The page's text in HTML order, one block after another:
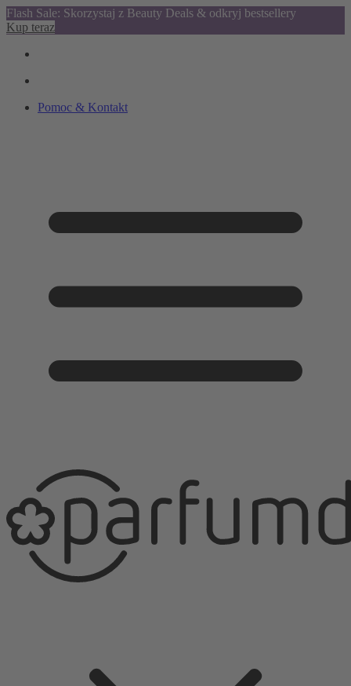
Flash Sale: Skorzystaj z Beauty Deals & odkryj bestsellery
Kup teraz
Pomoc & Kontakt